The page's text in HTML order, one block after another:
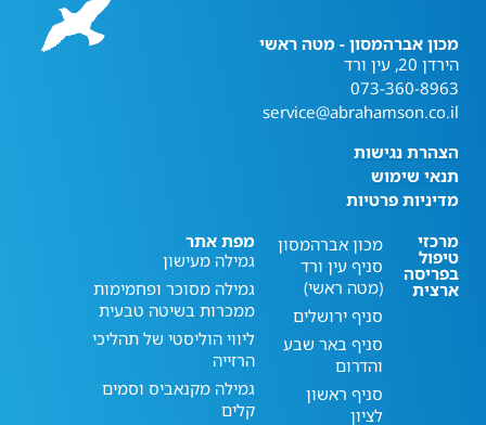
מכון אברהמסון - מטה ראשי
הירדן 20, עין ורד
073-360-8963
service@abrahamson.co.il
הצהרת נגישות
תנאי שימוש
מדיניות פרטיות
מרכזי
טיפול
בפריסה
ארצית
מכון אברהמסון
סניף עין ורד
(מטה ראשי)
סניף ירושלים
סניף באר שבע
והדרום
סניף ראשון
לציון
מפת אתר
גמילה מעישון
גמילה מסוכר ופחמימות
ממכרות בשיטה טבעית
ליווי הוליסטי של תהליכי
הרזייה
גמילה מקנאביס וסמים
קלים